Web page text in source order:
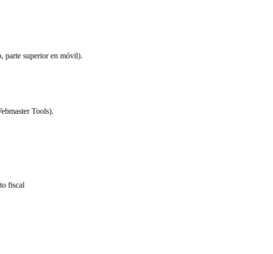
parte superior en móvil).
Tools).
fiscal